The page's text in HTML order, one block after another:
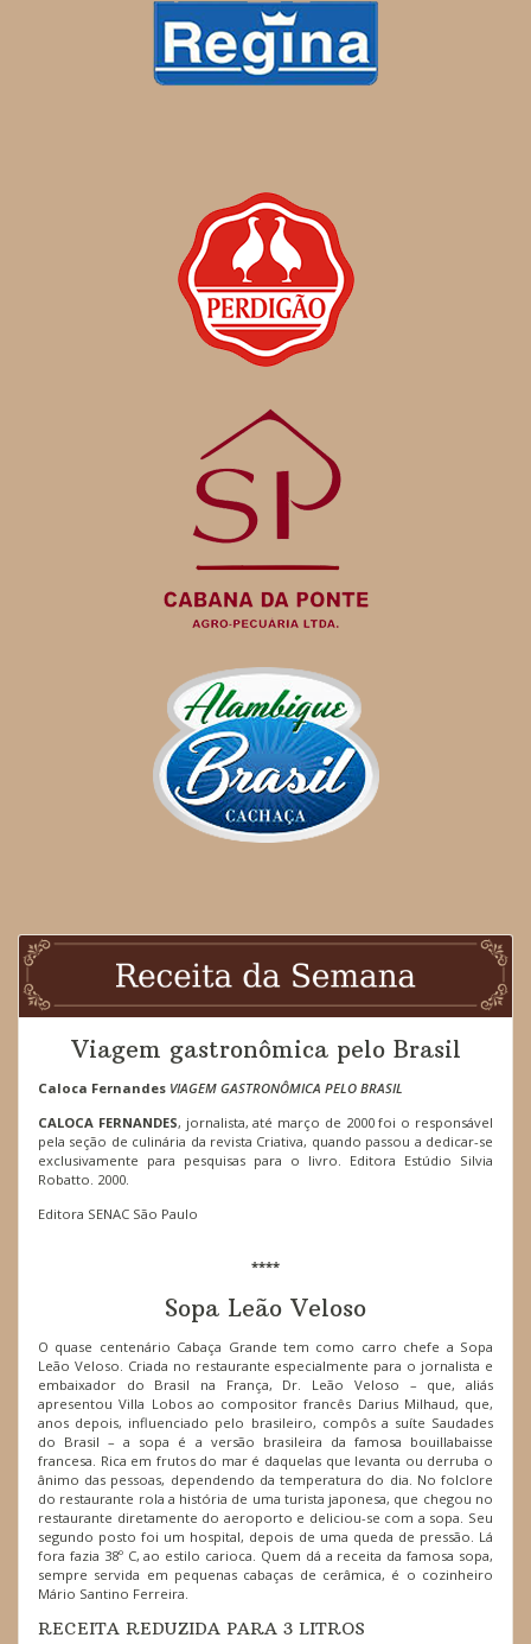
Viagem gastronômica pelo Brasil
Caloca Fernandes VIAGEM GASTRONÔMICA PELO BRASIL
CALOCA FERNANDES, jornalista, até março de 2000 foi o responsável
pela seção de culinária da revista Criativa, quando passou a dedicar-se
exclusivamente para pesquisas para o livro. Editora Estúdio Silvia
Robatto. 2000.
Editora SENAC São Paulo
****
Sopa Leão Veloso
O quase centenário Cabaça Grande tem como carro chefe a Sopa
Leão Veloso. Criada no restaurante especialmente para o jornalista e
embaixador do Brasil na França, Dr. Leão Veloso – que, aliás
apresentou Villa Lobos ao compositor francês Darius Milhaud, que,
anos depois, influenciado pelo brasileiro, compôs a suíte Saudades
do Brasil – a sopa é a versão brasileira da famosa bouillabaisse
francesa. Rica em frutos do mar é daquelas que levanta ou derruba o
ânimo das pessoas, dependendo da temperatura do dia. No folclore
do restaurante rola a história de uma turista japonesa, que chegou no
restaurante diretamente do aeroporto e deliciou-se com a sopa. Seu
segundo posto foi um hospital, depois de uma queda de pressão. Lá
fora fazia 38º C, ao estilo carioca. Quem dá a receita da famosa sopa,
sempre servida em pequenas cabaças de cerâmica, é o cozinheiro
Mário Santino Ferreira.
RECEITA REDUZIDA PARA 3 LITROS